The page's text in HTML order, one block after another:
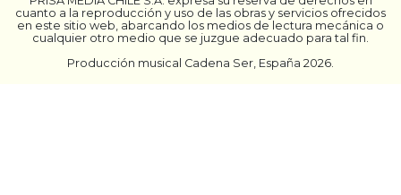
cuanto a la reproducción y uso de las obras y servicios ofrecidos
en este sitio web, abarcando los medios de lectura mecánica o
cualquier otro medio que se juzgue adecuado para tal fin.
Producción musical Cadena Ser, España 2026.